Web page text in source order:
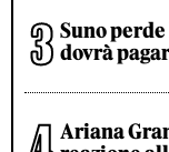
Suno
dovrà
Ariana